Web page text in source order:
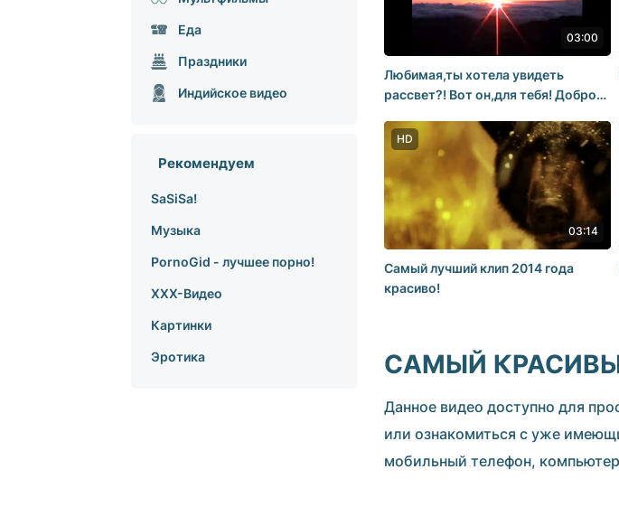
Еда
Праздники
Индийское видео
Рекомендуем
SaSiSa!
Музыка
PornoGid - лучшее порно!
XXX-Видео
Картинки
Эротика
03:00
Любимая,ты хотела увидеть
рассвет?! Вот он,для тебя! Доброе
HD
03:14
Самый лучший клип 2014 года
красиво!
САМЫЙ
Данное видео доступно для
или ознакомиться с уже
мобильный телефон,